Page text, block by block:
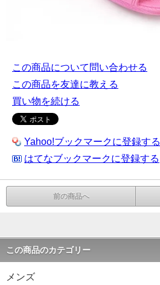
この商品について問い合わせる
この商品を友達に教える
買い物を続ける
Yahoo!ブックマークに登録する
はてなブックマークに登録する
前の商品へ
この商品のカテゴリー
メンズ